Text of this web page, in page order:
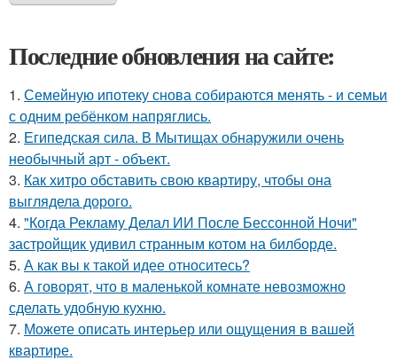
Последние обновления на сайте:
1. Семейную ипотеку снова собираются менять - и семьи
с одним ребёнком напряглись.
2. Египедская сила. В Мытищах обнаружили очень
необычный арт - объект.
3. Как хитро обставить свою квартиру, чтобы она
выглядела дорого.
4. "Когда Рекламу Делал ИИ После Бессонной Ночи"
застройщик удивил странным котом на билборде.
5. А как вы к такой идее относитесь?
6. А говорят, что в маленькой комнате невозможно
сделать удобную кухню.
7. Можете описать интерьер или ощущения в вашей
квартире.